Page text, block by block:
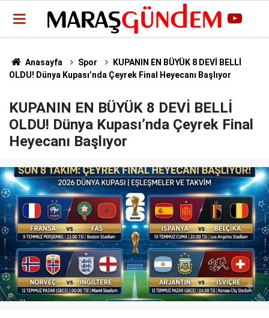
Anasayfa Spor
KUPANIN EN BÜYÜK 8 DEVİ BELLİ
OLDU! Dünya Kupası’nda Çeyrek Final Heyecanı Başlıyor
KUPANIN EN BÜYÜK 8 DEVİ BELLİ
OLDU! Dünya Kupası’nda Çeyrek Final
Heyecanı Başlıyor